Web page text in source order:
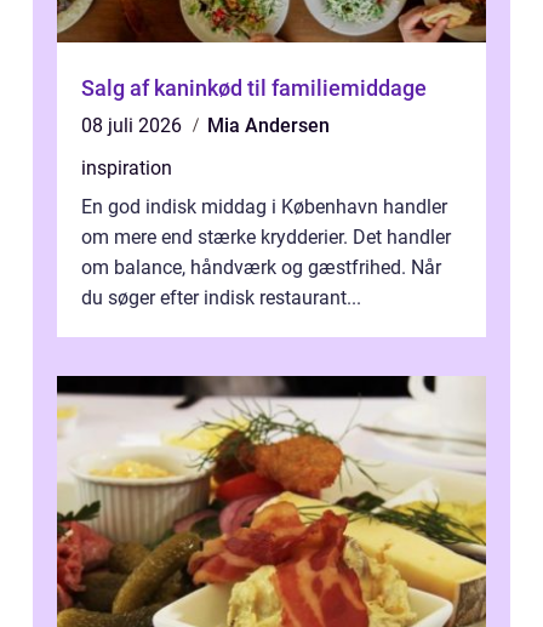
Salg af kaninkød til familiemiddage
08 juli 2026
Mia Andersen
inspiration
En god indisk middag i København handler
om mere end stærke krydderier. Det handler
om balance, håndværk og gæstfrihed. Når
du søger efter indisk restaurant...